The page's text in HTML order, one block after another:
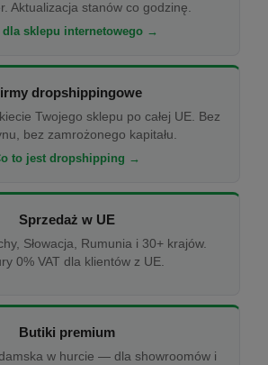
Aktualizacja stanów co godzinę.
dla sklepu internetowego →
dropshippingowe
Twojego sklepu po całej UE. Bez
bez zamrożonego kapitału.
to jest dropshipping →
Sprzedaż w UE
Słowacja, Rumunia i 30+ krajów.
0% VAT dla klientów z UE.
Butiki premium
w hurcie — dla showroomów i